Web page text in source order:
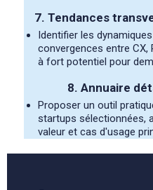
7. Tendances
Identifier les
convergences entre CX,
à fort potentiel pour
8. Annuaire
Proposer un outil
startups sélectionnées,
valeur et cas d'usage